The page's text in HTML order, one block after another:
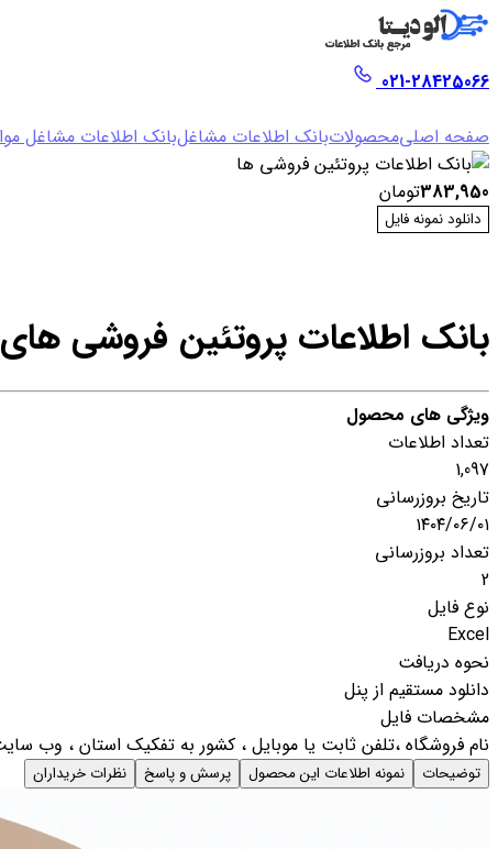
021-28425066
صفحه اصلیمحصولاتبانک اطلاعات مشاغلبانک اطلاعات مشاغل
383,950تومان
دانلود نمونه فایل
بانک اطلاعات پروتئین فروشی
ویژگی های محصول
تعداد اطلاعات
1,097
تاریخ بروزرسانی
۱۴۰۴/۰۶/۰۱
تعداد بروزرسانی
2
نوع فایل
Excel
نحوه دریافت
دانلود مستقیم از پنل
مشخصات فایل
نام فروشگاه ،تلفن ثابت یا موبایل ، کشور به تفکیک استان ، وب
توضیحات نمونه اطلاعات این محصول پرسش و پاسخ نظرات خریداران